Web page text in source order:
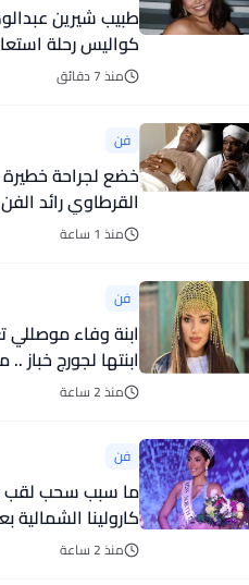
طبيب شيرين
كواليس رحلة
منذ 7 دقائق
فن
القرطاوي رائد
المغرب؟
منذ 1 ساعة
فن
ابنة وفاء موصللي
الأندلس؟
منذ 2 ساعة
فن
ما سبب سحب لقب
كارولينا الشمالية بعد 5 أسابيع
منذ 2 ساعة